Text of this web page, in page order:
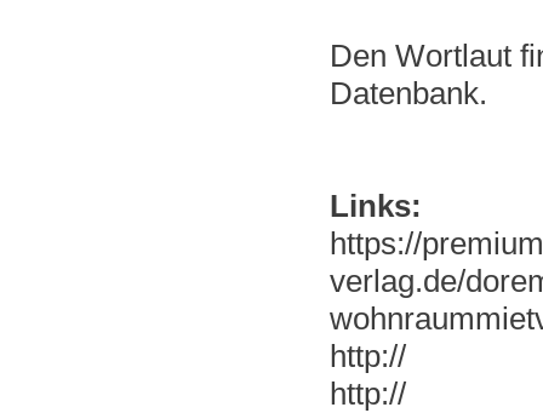
Den Wortlaut
Datenbank.
Links:
https://
verlag.de/
http://
http://